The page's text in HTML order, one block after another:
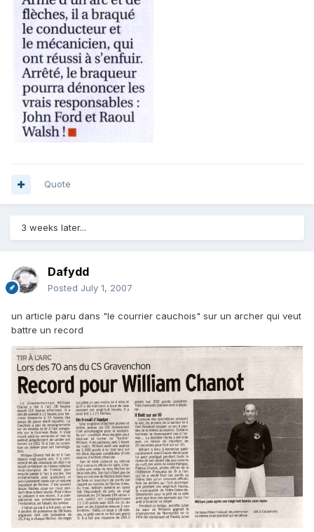
Quote
3 weeks later...
Dafydd
Posted July 1, 2007
un article paru dans "le courrier cauchois" sur un archer qui veut
battre un record